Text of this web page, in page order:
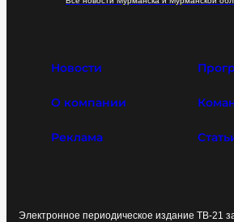
Новости
О компании
Реклама
Электронное периодическое издание ТВ-21